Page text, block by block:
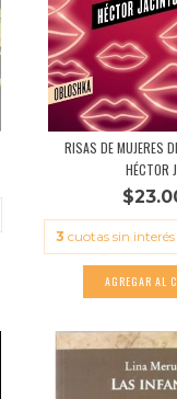
RISAS DE MUJERES
HÉCTOR
3 cuotas sin interés